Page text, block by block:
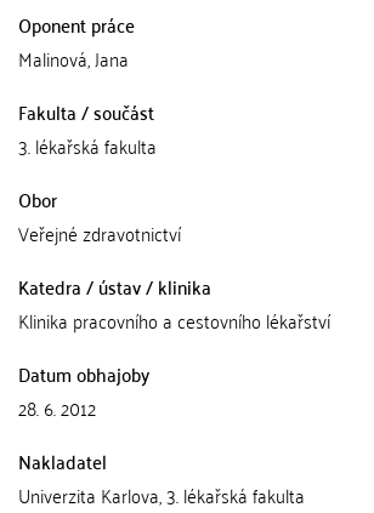
Oponent práce
Malinová, Jana
Fakulta / součást
3. lékařská fakulta
Obor
Veřejné zdravotnictví
Katedra / ústav / klinika
Klinika pracovního a cestovního lékařství
Datum obhajoby
28. 6. 2012
Nakladatel
Univerzita Karlova, 3. lékařská fakulta